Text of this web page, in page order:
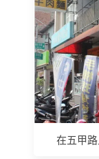
在五甲